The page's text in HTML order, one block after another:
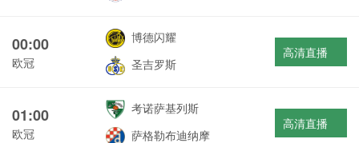
00:00
欧冠
博德闪耀
圣吉罗斯
高清直播
01:00
欧冠
考诺萨基列斯
萨格勒布迪纳摩
高清直播